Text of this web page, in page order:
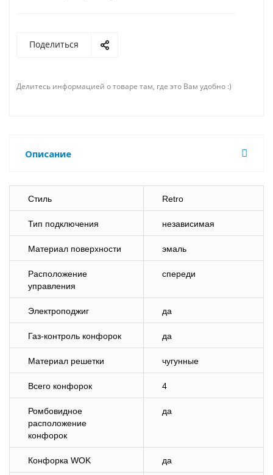
Поделиться
Делитесь информацией о товаре там, где это Вам удобно :)
Описание
Стиль Retro
Тип подключения независимая
Материал поверхности эмаль
Расположение
управления
спереди
Электроподжиг да
Газ-контроль конфорок да
Материал решетки чугунные
Всего конфорок 4
Ромбовидное
расположение
конфорок
да
Конфорка WOK да